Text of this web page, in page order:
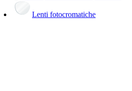
Lenti fotocromatiche